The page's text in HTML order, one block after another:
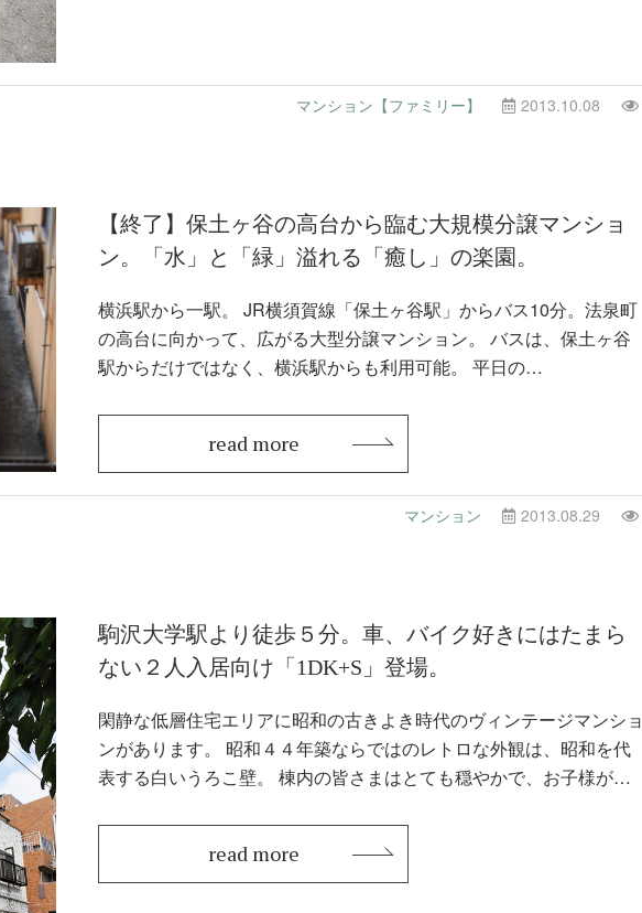
マンション【ファミリー】 2013.10.08
【終了】保土ヶ谷の高台から臨む大規模分譲マンショ
ン。「水」と「緑」溢れる「癒し」の楽園。
横浜駅から一駅。 JR横須賀線「保土ヶ谷駅」からバス10分。法泉町
の高台に向かって、広がる大型分譲マンション。 バスは、保土ヶ谷
駅からだけではなく、横浜駅からも利用可能。 平日の…
read more
マンション 2013.08.29
駒沢大学駅より徒歩５分。車、バイク好きにはたまら
ない２人入居向け「1DK+S」登場。
閑静な低層住宅エリアに昭和の古きよき時代のヴィンテージマンショ
ンがあります。 昭和４４年築ならではのレトロな外観は、昭和を代
表する白いうろこ壁。 棟内の皆さまはとても穏やかで、お子様が嬉
read more